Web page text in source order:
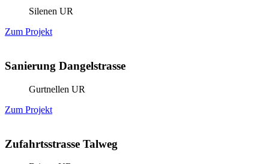
Silenen UR
Zum Projekt
Sanierung Dangelstrasse
Gurtnellen UR
Zum Projekt
Zufahrtsstrasse Talweg